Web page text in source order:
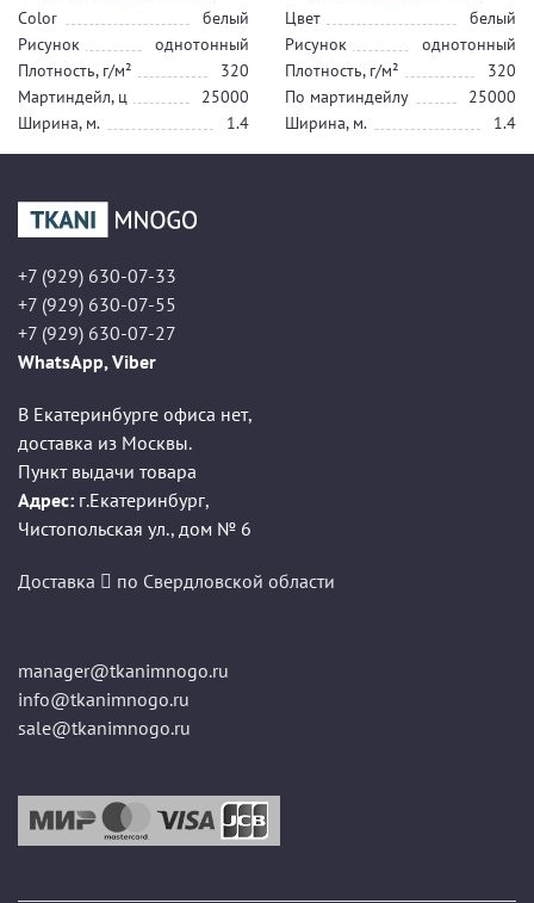
Color
белый
Рисунок
однотонный
Плотность, г/м²
320
Мартиндейл, ц
25000
Ширина, м.
1.4
Цвет
белый
Рисунок
однотонный
Плотность, г/м²
320
По мартиндейлу
25000
Ширина, м.
1.4
+7 (929) 630-07-33
+7 (929) 630-07-55
+7 (929) 630-07-27
WhatsApp, Viber
В Екатеринбурге офиса нет,
доставка из Москвы.
Пункт выдачи товара
Адрес: г.Екатеринбург,
Чистопольская ул., дом № 6
Доставка по Свердловской области
manager@tkanimnogo.ru
info@tkanimnogo.ru
sale@tkanimnogo.ru